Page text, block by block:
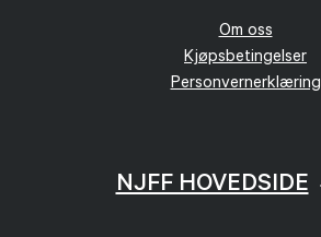
Om oss
Kjøpsbetingelser
Personvernerklæring
NJFF HOVEDSIDE